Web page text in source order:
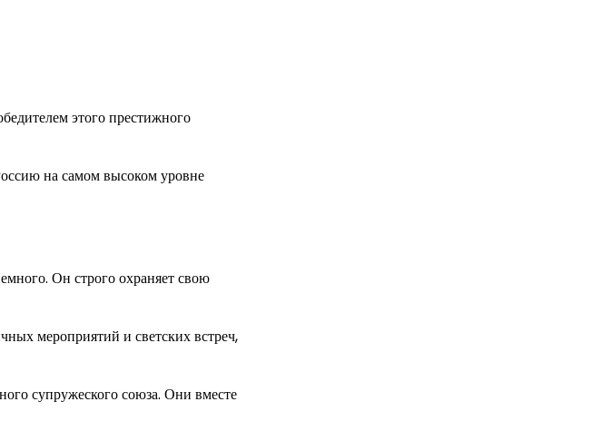
этого престижного
на самом высоком уровне
Он строго охраняет свою
мероприятий и светских встреч,
супружеского союза. Они вместе